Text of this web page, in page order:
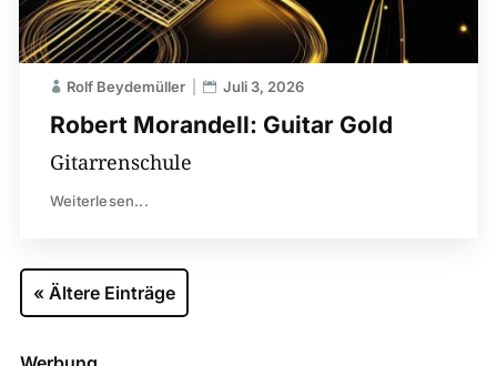
Robert Morandell: Guitar Gold
Rolf Beydemüller Juli 3, 2026
Gitarrenschule
Weiterlesen...
« Ältere Einträge